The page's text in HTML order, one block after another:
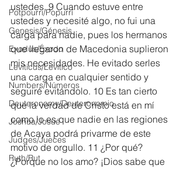
Potpourri/Popurrí
Genesis/Génesis
Exodus/Éxodo
Leviticus/Levítico
Numbers/Números
Deuteronomy/Deuteronomio
Joshua/Josué
Judges/Jueces
Ruth/Rut
ustedes. 9 Cuando estuve entre
ustedes y necesité algo, no fui una
carga para nadie, pues los hermanos
que llegaron de Macedonia suplieron
mis necesidades. He evitado serles
una carga en cualquier sentido y
seguiré evitándolo. 10 Es tan cierto
que la verdad de Cristo está en mí
como lo es que nadie en las regiones
de Acaya podrá privarme de este
motivo de orgullo. 11 ¿Por qué?
¿Porque no los amo? ¡Dios sabe que